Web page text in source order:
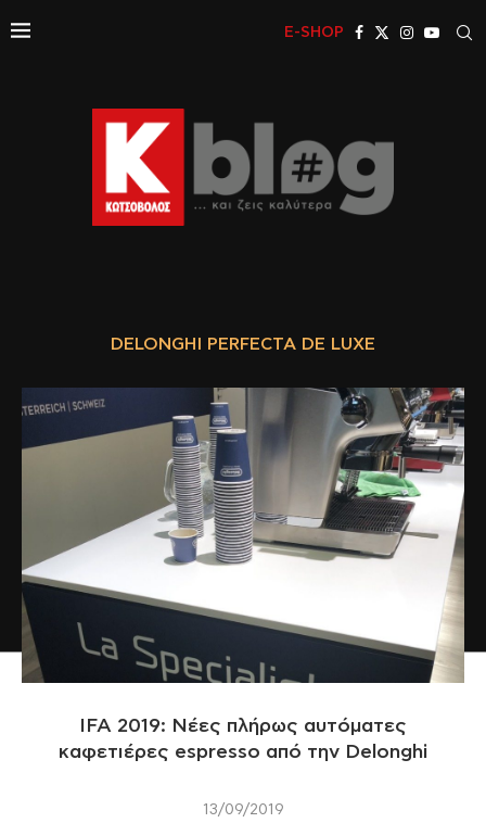
E-SHOP
DELONGHI PERFECTA DE LUXE
IFA 2019: Νέες πλήρως αυτόματες
καφετιέρες espresso από την Delonghi
13/09/2019